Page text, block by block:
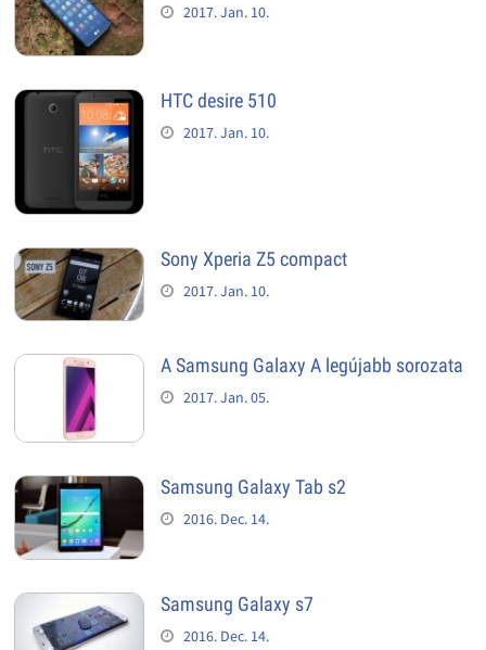
2017. Jan. 10.
HTC desire 510
2017. Jan. 10.
Sony Xperia Z5 compact
2017. Jan. 10.
A Samsung Galaxy A legújabb sorozata
2017. Jan. 05.
Samsung Galaxy Tab s2
2016. Dec. 14.
Samsung Galaxy s7
2016. Dec. 14.